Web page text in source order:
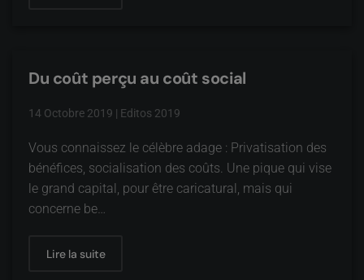
Du coût perçu au coût social
14 Octobre 2019 | Editos 2019
Vous connaissez le célèbre adage : Privatisation des
bénéfices, socialisation des coûts. Une pique qui vise
le grand capital, pour être caricatural, mais qui
concerne be…
Lire la suite